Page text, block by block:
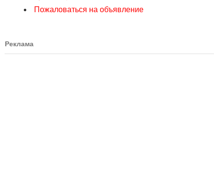
Пожаловаться на объявление
Реклама